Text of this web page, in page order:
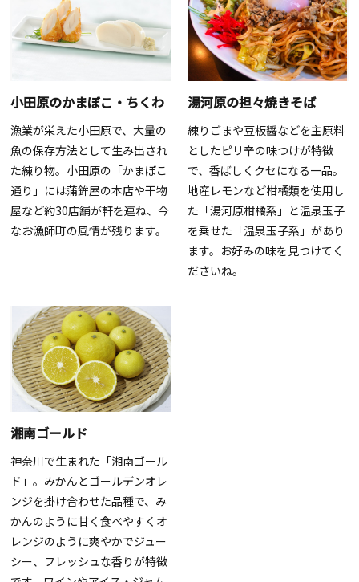
小田原のかまぼこ・ちくわ
漁業が栄えた小田原で、大量の
魚の保存方法として生み出され
た練り物。小田原の「かまぼこ
通り」には蒲鉾屋の本店や干物
屋など約30店舗が軒を連ね、今
なお漁師町の風情が残ります。
湯河原の担々焼きそば
練りごまや豆板醤などを主原料
としたピリ辛の味つけが特徴
で、香ばしくクセになる一品。
地産レモンなど柑橘類を使用し
た「湯河原柑橘系」と温泉玉子
を乗せた「温泉玉子系」があり
ます。お好みの味を見つけてく
ださいね。
湘南ゴールド
神奈川で生まれた「湘南ゴール
ド」。みかんとゴールデンオレ
ンジを掛け合わせた品種で、み
かんのように甘く食べやすくオ
レンジのように爽やかでジュー
シー、フレッシュな香りが特徴